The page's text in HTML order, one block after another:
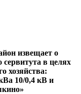
извещает о
в целях
хозяйства:
10/0,4 кВ и